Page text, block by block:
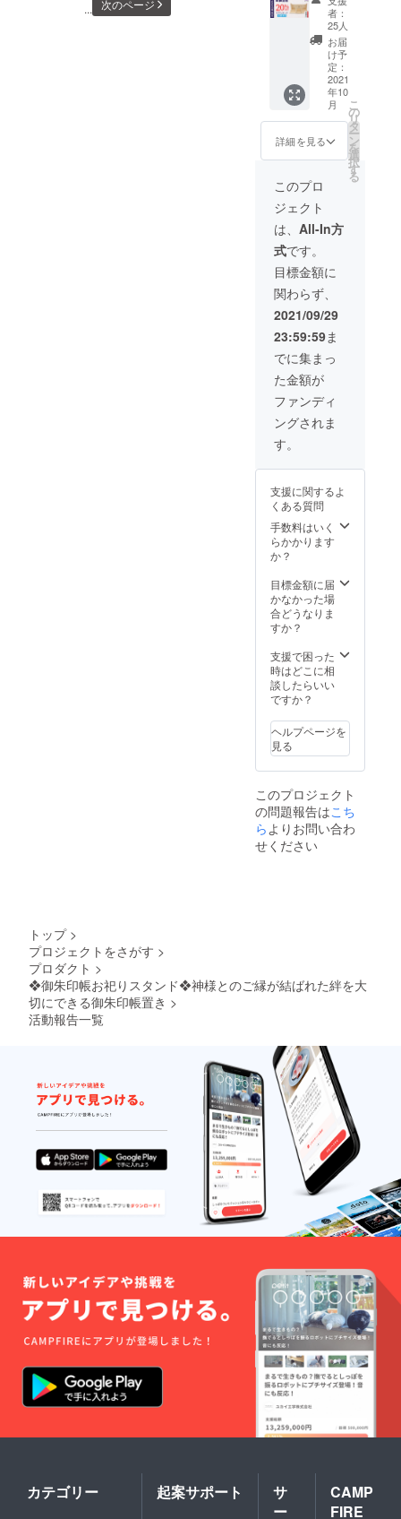
とのご縁を大切にできる御
... 次のページ
特典：
特製オ
リジナ
ル「黄
金の開
運根
付」 ×
１点 ※
製造状
況によ
遅れる
早急に
ご連絡
致しま
す。
込）の
【20％
OFF】
⇒6,800
（税・
送料
込） ■
明神鳥
居付き
りスタ
ンド
（スタ
ンダー
ド・水
晶な
し） ×
１社 ■
特典：
特製オ
リジナ
ル「黄
金の開
運根
付」 ×
１点 ※
製造状
況によ
遅れる
場合、
早急に
ご連絡
致しま
す。
居・御
朱印帳
お祀り
スタン
ド（ス
タン
ダー
ド・水
晶あ
り） ★
特典付
き★
【100名
限定】
■一般販
売価
格：
8,800円
（税・
送料
込）の
【20％
OFF】
⇒7,040
円
（税・
送料
込） ■
明神鳥
居付き
りスタ
（スタ
ンダー
ド・水
晶あ
り） ×
特典：
特製オ
リジナ
ル「黄
運根
付」 ×
１点 ※
製造状
り出荷
時期が
遅れる
場合、
ご連絡
致しま
す。
者：
25人
お届
け予
定：
2021
年10
月
詳細を見る
こ
の
リ
タ
ー
ン
を
選
択
す
る
このプロ
ジェクト
は、 All-In方
式です。
目標金額に
関わらず、
2021/09/29
23:59:59ま
でに集まっ
た金額が
ファンディ
ングされま
す。
支援に関するよ
くある質問
手数料はいく
らかかります
か？
目標金額に届
かなかった場
合どうなりま
すか？
支援で困った
時はどこに相
談したらいい
ですか？
ヘルプページを
見る
このプロジェクト
の問題報告はこち
らよりお問い合わ
せください
トップ >
プロジェクトをさがす >
プロダクト >
❖御朱印帳お祀りスタンド❖神様とのご縁が結ばれた絆を大
切にできる御朱印帳置き >
活動報告一覧
カテゴリー 起案サポート
サ
ー
CAMP
FIRE